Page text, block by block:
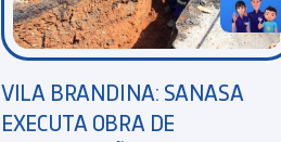
VILA BRANDINA: SANASA
EXECUTA OBRA DE